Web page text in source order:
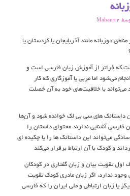
Mahan22
دوزبانه مانند آذربایجان یا کردستان یا
که فراتر از آموزش زبان فارسی است و
می‌شود اما مربی یا آموزگاری که کار
می‌تواند با خلاقیت‌های خود به آن خصلت
داستانک های سی بی لک خوانده شود و آن‌ها
فارسی آشنایی ندارند محتوای داستان را
می‌تواند این داستانک ها را یا چکیده ای
و کودک با آن ارتباط برقرار می‌کند
تقویت بیان و زبان گفتاری در کودکان
ندارد، اگر زبان مادری کودک تقویت
یا زبان ارتباطی و ملی ایران را که فارسی